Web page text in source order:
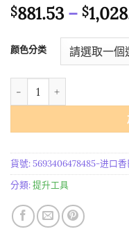
$881.53 – $
颜色分类
进口香巴拉扬升金刚系列
貨號:5693406478485-进口
分類:提升工具